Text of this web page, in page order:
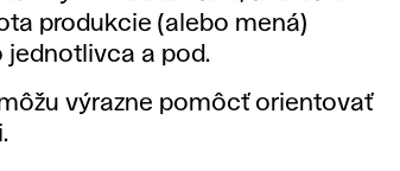
produkcie (alebo mená)
jednotlivca a pod.
výrazne pomôcť orientovať